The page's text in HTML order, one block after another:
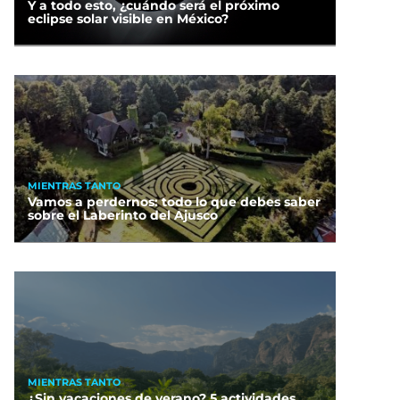
Y a todo esto, ¿cuándo será el próximo
eclipse solar visible en México?
MIENTRAS TANTO
Vamos a perdernos: todo lo que debes saber
sobre el Laberinto del Ajusco
MIENTRAS TANTO